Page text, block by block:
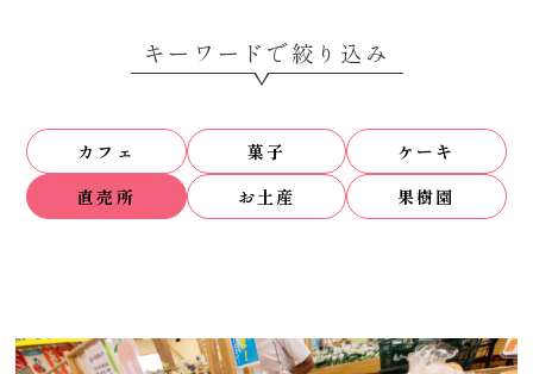
キーワードで絞り込み
カフェ 菓子
ケーキ
直売所
お土産 果樹園